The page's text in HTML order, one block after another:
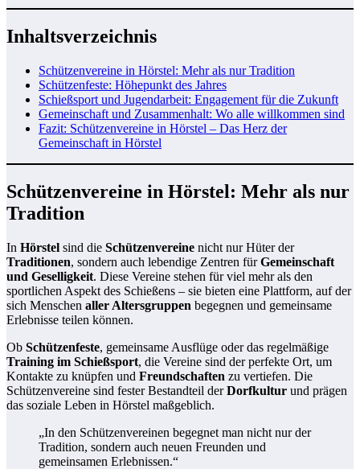
Inhaltsverzeichnis
Schützenvereine in Hörstel: Mehr als nur Tradition
Schützenfeste: Höhepunkt des Jahres
Schießsport und Jugendarbeit: Engagement für die Zukunft
Gemeinschaft und Zusammenhalt: Wo alle willkommen sind
Fazit: Schützenvereine in Hörstel – Das Herz der
Gemeinschaft in Hörstel
Schützenvereine in Hörstel: Mehr als nur
Tradition
In Hörstel sind die Schützenvereine nicht nur Hüter der
Traditionen, sondern auch lebendige Zentren fürGemeinschaft
und Geselligkeit. Diese Vereine stehen für viel mehr als den
sportlichen Aspekt des Schießens – sie bieten eine Plattform, auf der
sich Menschen aller Altersgruppen begegnen und gemeinsame
Erlebnisse teilen können.
Ob Schützenfeste, gemeinsame Ausflüge oder das regelmäßige
Training im Schießsport, die Vereine sind der perfekte Ort, um
Kontakte zu knüpfen und Freundschaften zu vertiefen. Die
Schützenvereine sind fester Bestandteil derDorfkultur und prägen
das soziale Leben in Hörstel maßgeblich.
„In den Schützenvereinen begegnet man nicht nur der
Tradition, sondern auch neuen Freunden und
gemeinsamen Erlebnissen.“